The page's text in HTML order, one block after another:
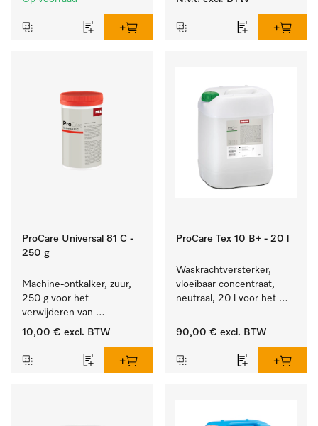
ProCare Universal 81 C -
250 g
Machine-ontkalker, zuur,
250 g voor het
verwijderen van
hardnekkige kalkaanslag.
10,00 € excl. BTW
ProCare Tex 10 B+ - 20 l
Waskrachtversterker,
vloeibaar concentraat,
neutraal, 20 l voor het
vetvlekken.
90,00 € excl. BTW